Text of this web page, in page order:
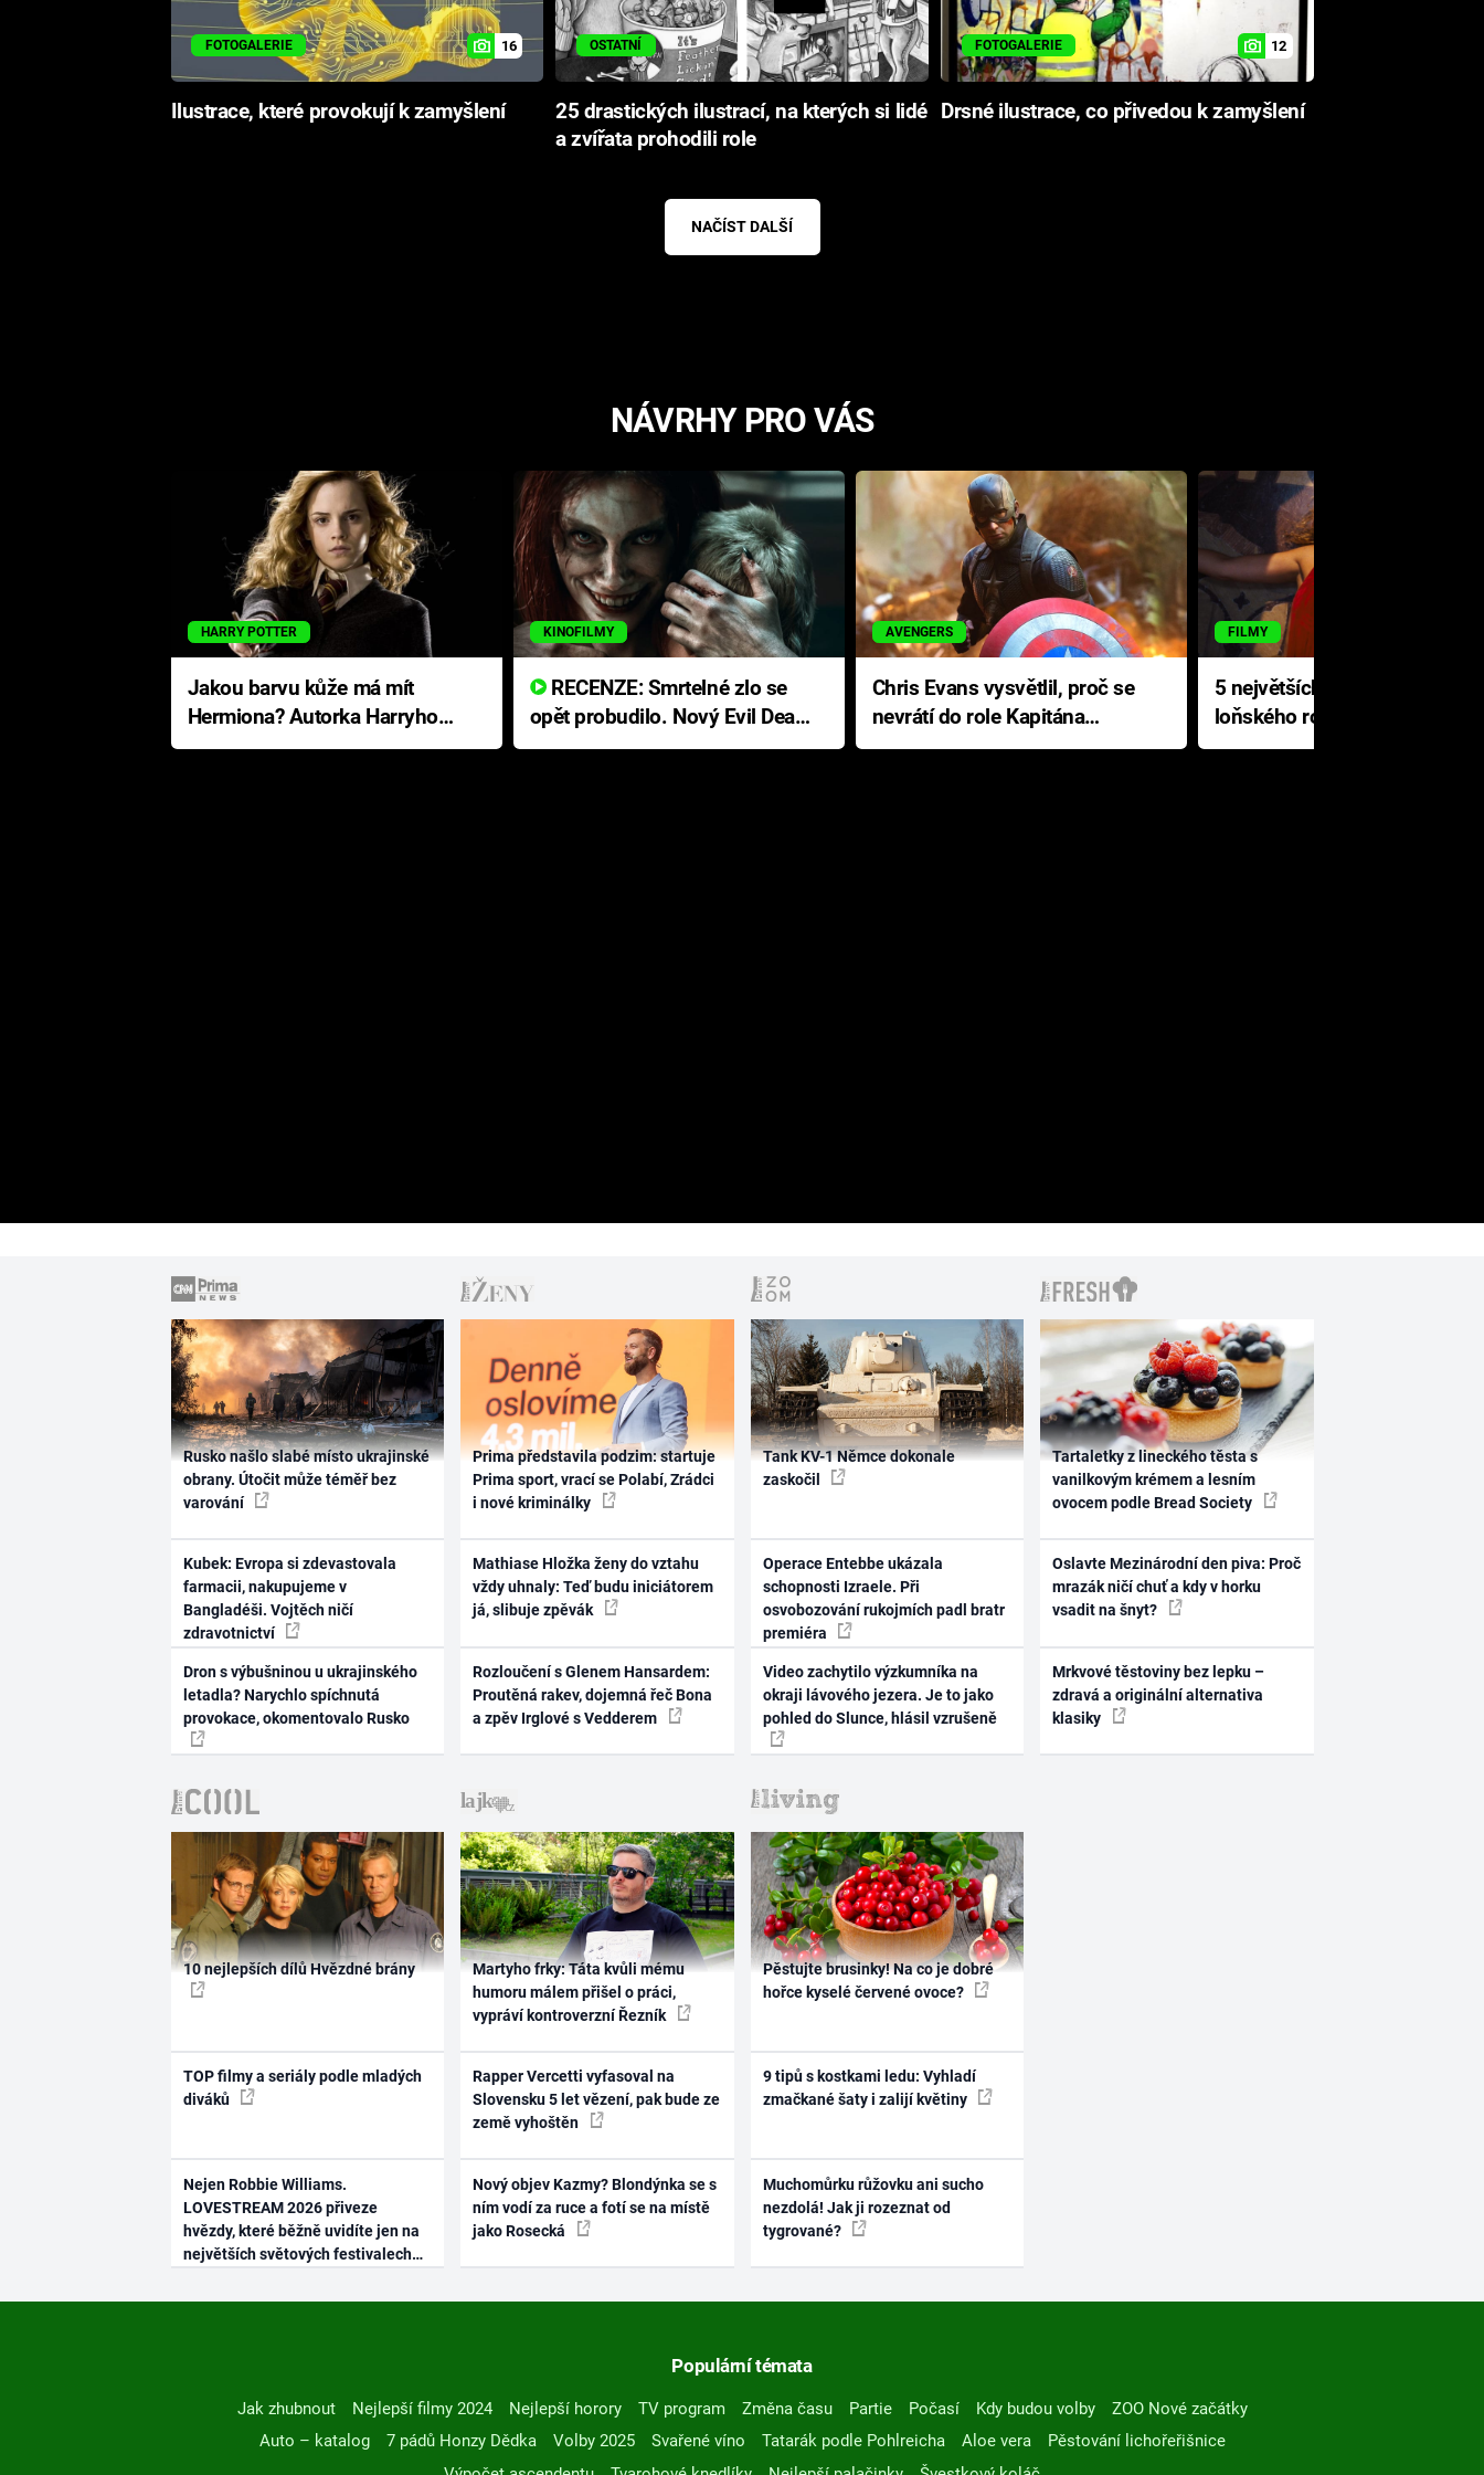
FOTOGALERIE 16
Ilustrace, které provokují k zamyšlení
OSTATNÍ
25 drastických ilustrací, na kterých si lidé
a zvířata prohodili role
FOTOGALERIE 12
Drsné ilustrace, co přivedou k zamyšlení
NAČÍST DALŠÍ
NÁVRHY PRO VÁS
HARRY POTTER
Jakou barvu kůže má mít
Hermiona? Autorka Harryho
Pottera přišla s ráznou
KINOFILMY
RECENZE: Smrtelné zlo se
opět probudilo. Nový Evil Dead
přichází s neodolatelnou
AVENGERS
Chris Evans vysvětlil, proč se
nevrátí do role Kapitána
Ameriky
FILMY
5 největších propadáků
loňského roku: Disney na
jediné katastrofě prodělal 200
Rusko našlo slabé místo ukrajinské
obrany. Útočit může téměř bez
varování
Kubek: Evropa si zdevastovala
farmacii, nakupujeme v
Bangladéši. Vojtěch ničí
zdravotnictví
Dron s výbušninou u ukrajinského
letadla? Narychlo spíchnutá
provokace, okomentovalo Rusko
Prima představila podzim: startuje
Prima sport, vrací se Polabí, Zrádci
i nové kriminálky
Mathiase Hložka ženy do vztahu
vždy uhnaly: Teď budu iniciátorem
já, slibuje zpěvák
Rozloučení s Glenem Hansardem:
Proutěná rakev, dojemná řeč Bona
a zpěv Irglové s Vedderem
Tank KV-1 Němce dokonale
zaskočil
Operace Entebbe ukázala
schopnosti Izraele. Při
osvobozování rukojmích padl bratr
premiéra
Video zachytilo výzkumníka na
okraji lávového jezera. Je to jako
pohled do Slunce, hlásil vzrušeně
Tartaletky z lineckého těsta s
vanilkovým krémem a lesním
ovocem podle Bread Society
Oslavte Mezinárodní den piva: Proč
mrazák ničí chuť a kdy v horku
vsadit na šnyt?
Mrkvové těstoviny bez lepku –
zdravá a originální alternativa
klasiky
10 nejlepších dílů Hvězdné brány
TOP filmy a seriály podle mladých
diváků
Nejen Robbie Williams.
LOVESTREAM 2026 přiveze
hvězdy, které běžně uvidíte jen na
největších světových festivalech
Martyho frky: Táta kvůli mému
humoru málem přišel o práci,
vypráví kontroverzní Řezník
Rapper Vercetti vyfasoval na
Slovensku 5 let vězení, pak bude ze
země vyhoštěn
Nový objev Kazmy? Blondýnka se s
ním vodí za ruce a fotí se na místě
jako Rosecká
Pěstujte brusinky! Na co je dobré
hořce kyselé červené ovoce?
9 tipů s kostkami ledu: Vyhladí
zmačkané šaty i zalijí květiny
Muchomůrku růžovku ani sucho
nezdolá! Jak ji rozeznat od
tygrované?
Populární témata
Jak zhubnout Nejlepší filmy 2024 Nejlepší horory TV program Změna času Partie Počasí Kdy budou volby
ZOO Nové začátky
Auto – katalog
7 pádů Honzy Dědka Volby 2025 Svařené víno Tatarák podle Pohlreicha Aloe vera
Pěstování lichořeřišnice